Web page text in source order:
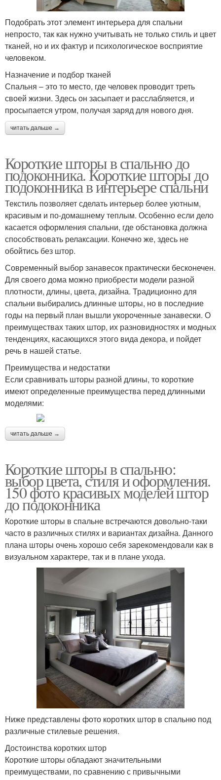
Подобрать этот элемент интерьера для спальни
непросто, так как нужно учитывать не только стиль и цвет
тканей, но и их фактур и психологическое восприятие
человеком.
Назначение и подбор тканей
Спальня – это то место, где человек проводит треть
своей жизни. Здесь он засыпает и расслабляется, и
просыпается утром, получая заряд для нового дня.
читать дальше →
Короткие шторы в спальню до
подоконника. Короткие шторы до
подоконника в интерьере спальни
Текстиль позволяет сделать интерьер более уютным,
красивым и по-домашнему теплым. Особенно если дело
касается оформления спальни, где обстановка должна
способствовать релаксации. Конечно же, здесь не
обойтись без штор.
Современный выбор занавесок практически бесконечен.
Для своего дома можно приобрести модели разной
плотности, длины, цвета, дизайна. Традиционно для
спальни выбирались длинные шторы, но в последние
годы на первый план вышли укороченные занавески. О
преимуществах таких штор, их разновидностях и модных
тенденциях, касающихся этого вида декора, и пойдет
речь в нашей статье.
Преимущества и недостатки
Если сравнивать шторы разной длины, то короткие
имеют определенные преимущества перед длинными
моделями:
читать дальше →
Короткие шторы в спальню:
выбор цвета, стиля и оформления.
150 фото красивых моделей штор
до подоконника
Короткие шторы в спальне встречаются довольно-таки
часто в различных стилях и вариантах дизайна. Данного
плана шторы очень хорошо себя зарекомендовали как в
визуальном характере, так и в плане ухода.
Ниже представлены фото коротких штор в спальню под
различные стилевые решения.
Достоинства коротких штор
Короткие шторы обладают значительными
преимуществами, по сравнению с привычными